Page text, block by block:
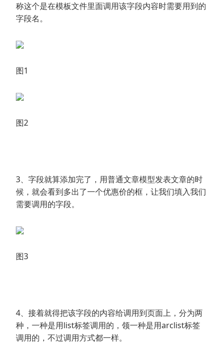
称这个是在模板文件里面调用该字段内容时需要用到的
字段名。
图1
图2
3、字段就算添加完了，用普通文章模型发表文章的时
候，就会看到多出了一个优惠价的框，让我们填入我们
需要调用的字段。
图3
4、接着就得把该字段的内容给调用到页面上，分为两
种，一种是用list标签调用的，领一种是用arclist标签
调用的，不过调用方式都一样。